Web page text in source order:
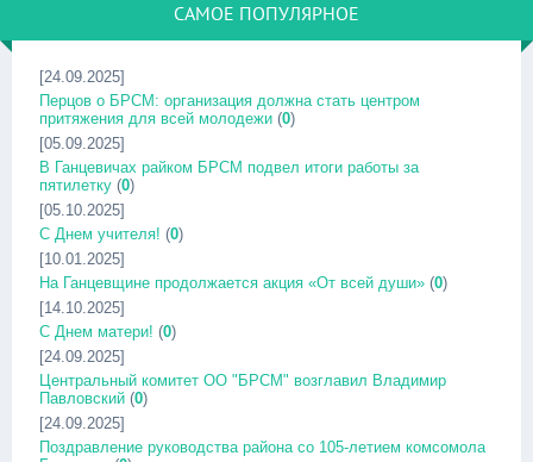
САМОЕ ПОПУЛЯРНОЕ
[24.09.2025]
Перцов о БРСМ: организация должна стать центром
притяжения для всей молодежи (0)
[05.09.2025]
В Ганцевичах райком БРСМ подвел итоги работы за
пятилетку (0)
[05.10.2025]
С Днем учителя! (0)
[10.01.2025]
На Ганцевщине продолжается акция «От всей души» (0)
[14.10.2025]
С Днем матери! (0)
[24.09.2025]
Центральный комитет ОО "БРСМ" возглавил Владимир
Павловский (0)
[24.09.2025]
Поздравление руководства района со 105-летием комсомола